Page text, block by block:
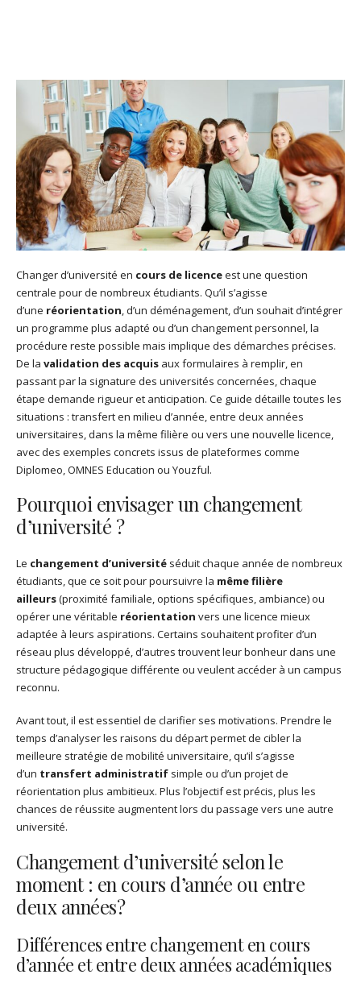
Changer d’université en cours de licenceest une question
centrale pour de nombreux étudiants. Qu’il s’agisse
d’une réorientation, d’un déménagement, d’un souhait d’intégrer
un programme plus adapté ou d’un changement personnel, la
procédure reste possible mais implique des démarches précises.
De la validation des acquis aux formulaires à remplir, en
passant par la signature des universités concernées, chaque
étape demande rigueur et anticipation. Ce guide détaille toutes les
situations : transfert en milieu d’année, entre deux années
universitaires, dans la même filière ou vers une nouvelle licence,
avec des exemples concrets issus de plateformes comme
Diplomeo, OMNES Education ou Youzful.
Pourquoi envisager un changement
d’université ?
Le changement d’université séduit chaque année de nombreux
étudiants, que ce soit pour poursuivre la même filière
ailleurs(proximité familiale, options spécifiques, ambiance) ou
opérer une véritable réorientation vers une licence mieux
adaptée à leurs aspirations. Certains souhaitent profiter d’un
réseau plus développé, d’autres trouvent leur bonheur dans une
structure pédagogique différente ou veulent accéder à un campus
reconnu.
Avant tout, il est essentiel de clarifier ses motivations. Prendre le
temps d’analyser les raisons du départ permet de cibler la
meilleure stratégie de mobilité universitaire, qu’il s’agisse
d’un transfert administratif simple ou d’un projet de
réorientation plus ambitieux. Plus l’objectif est précis, plus les
chances de réussite augmentent lors du passage vers une autre
université.
Changement d’université selon le
moment : en cours d’année ou entre
deux années ?
Différences entre changement en cours
d’année et entre deux années académiques